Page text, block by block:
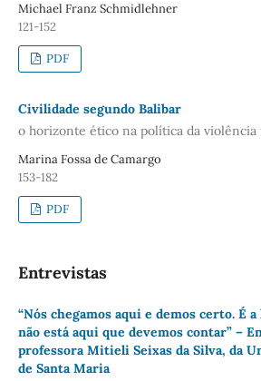
Michael Franz Schmidlehner
121-152
PDF
Civilidade segundo Balibar
o horizonte ético na política da violência
Marina Fossa de Camargo
153-182
PDF
Entrevistas
“Nós chegamos aqui e demos certo. É
não está aqui que devemos contar” –
professora Mitieli Seixas da Silva, da
de Santa Maria